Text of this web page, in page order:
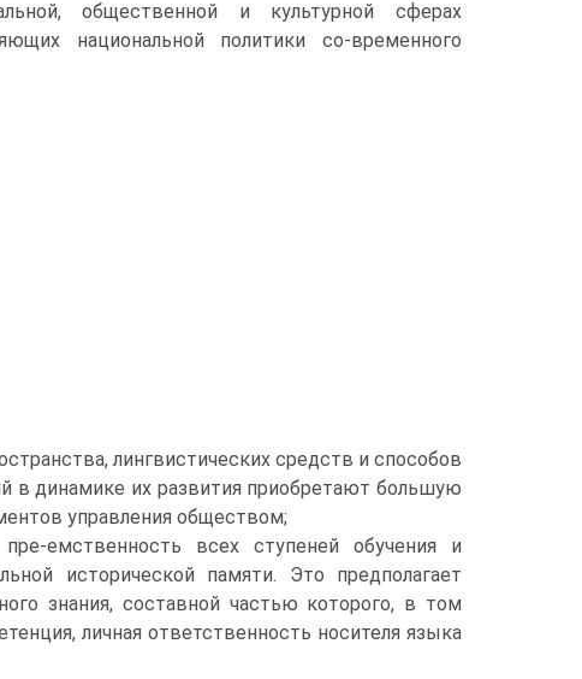
общественной и культурной сферах
национальной политики со-временного
лингвистических средств и способов
в динамике их развития приобретают большую
управления обществом;
пре-емственность всех ступеней обучения и
исторической памяти. Это предполагает
знания, составной частью которого, в том
личная ответственность носителя языка